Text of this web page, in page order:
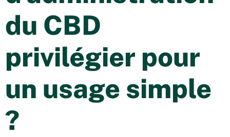
du CBD
privilégier pour
un usage simple
?